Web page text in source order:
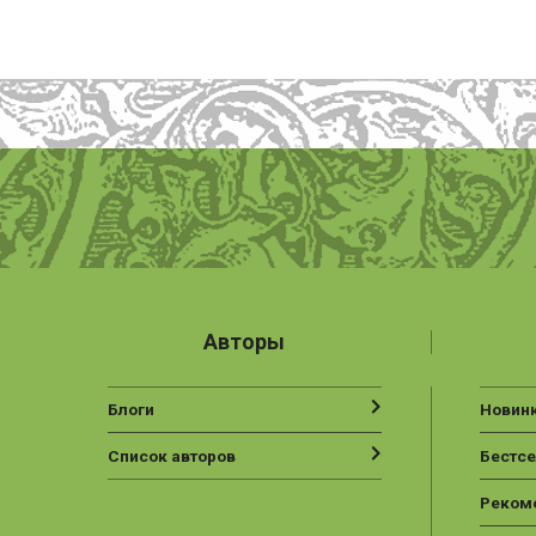
Авторы
Блоги
Список авторов